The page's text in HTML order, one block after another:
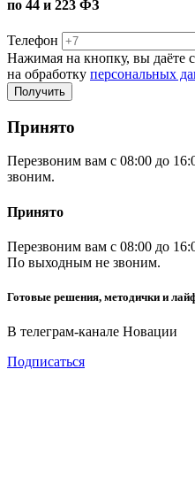
по 44 и 223 ФЗ
Телефон
Нажимая на кнопку, вы даёте
на обработку персональных
Принято
Перезвоним вам с 08:00 до
звоним.
Принято
Перезвоним вам с 08:00 до
По выходным не звоним.
Готовые решения, методички и
В телеграм-канале Новации
Подписаться